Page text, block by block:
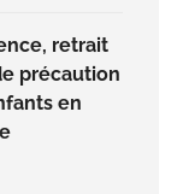
retrait
précaution
en